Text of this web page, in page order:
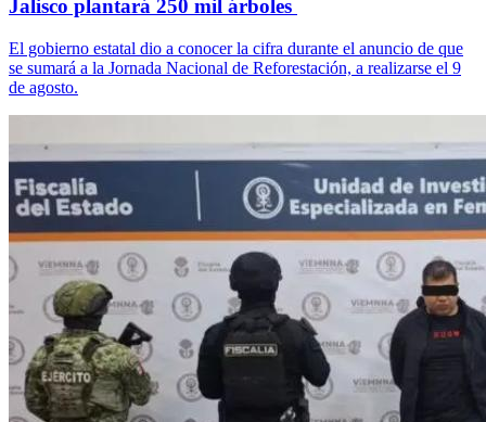
Jalisco plantará 250 mil árboles
El gobierno estatal dio a conocer la cifra durante el anuncio de que
se sumará a la Jornada Nacional de Reforestación, a realizarse el 9
de agosto.